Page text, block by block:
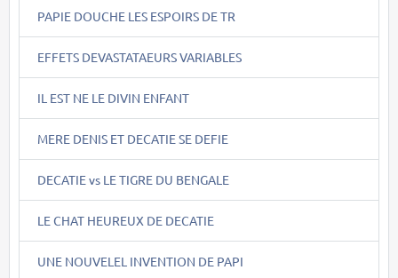
PAPIE DOUCHE LES ESPOIRS DE TR
EFFETS DEVASTATAEURS VARIABLES
IL EST NE LE DIVIN ENFANT
MERE DENIS ET DECATIE SE DEFIE
DECATIE vs LE TIGRE DU BENGALE
LE CHAT HEUREUX DE DECATIE
UNE NOUVELEL INVENTION DE PAPI